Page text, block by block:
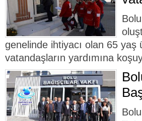
genelinde ihtiyacı olan 65 yaş
vatandaşların yardımına